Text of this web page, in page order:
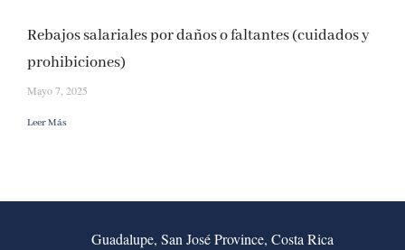
Rebajos salariales por daños o faltantes (cuidados y
prohibiciones)
Mayo 7, 2025
Leer Más
Guadalupe, San José Province, Costa Rica